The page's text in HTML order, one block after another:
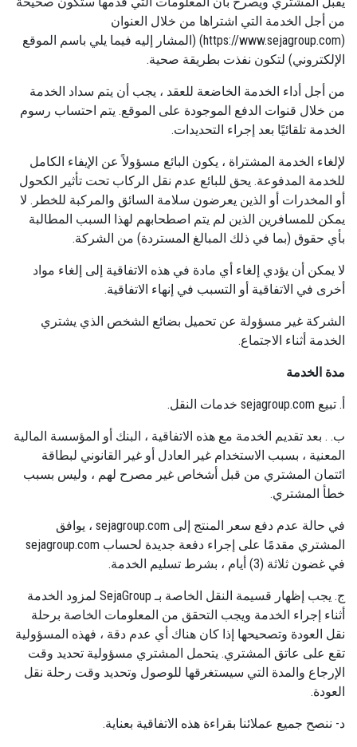
من أجل الخدمة التي اشتراها من خلال العنوان
(https://www.sejagroup.com) (المشار إليه فيما يلي باسم الموقع
الإلكتروني) لتكون نفذت بطريقة صحية.
من أجل أداء الخدمة الخاضعة للعقد ، يجب أن يتم سداد الخدمة
من خلال قنوات الدفع الموجودة على الموقع. يتم احتساب رسوم
الخدمة تلقائيًا بعد إجراء التحديدات.
لإلغاء الخدمة المشتراة ، يكون البائع مسؤولاً عن الإيفاء الكامل
للخدمة المدفوعة. يحق للبائع عدم نقل الركاب تحت تأثير الكحول
أو المخدرات أو الذين يعرضون سلامة السائق والمركبة للخطر. لا
يمكن للمسافرين الذين لم يتم اصطحابهم لهذا السبب المطالبة
بأي حقوق (بما في ذلك المبالغ المستردة) من الشركة.
لا يمكن أن يؤدي إلغاء أي مادة في هذه الاتفاقية إلى إلغاء مواد
أخرى في الاتفاقية أو التسبب في إنهاء الاتفاقية.
الشركة غير مسؤولة عن تحميل بضائع الشخص الذي يشتري
الخدمة أثناء الاجتماع.
مدة الخدمة
أ. تبيع sejagroup.com خدمات النقل.
ب. . بعد تقديم الخدمة مع هذه الاتفاقية ، البنك أو المؤسسة المالية
المعنية ، بسبب الاستخدام غير العادل أو غير القانوني لبطاقة
ائتمان المشتري من قبل أشخاص غير مصرح لهم ، وليس بسبب
خطأ المشتري.
في حالة عدم دفع سعر المنتج إلى sejagroup.com ، يوافق
المشتري مقدمًا على إجراء دفعة جديدة لحساب sejagroup.com
في غضون ثلاثة (3) أيام ، بشرط تسليم الخدمة.
ج. يجب إظهار قسيمة النقل الخاصة بـ SejaGroup لمزود الخدمة
أثناء إجراء الخدمة ويجب التحقق من المعلومات الخاصة برحلة
نقل العودة وتصحيحها إذا كان هناك أي عدم دقة ، فهذه المسؤولية
تقع على عاتق المشتري. يتحمل المشتري مسؤولية تحديد وقت
الإرجاع والمدة التي سيستغرقها للوصول وتحديد وقت رحلة نقل
العودة.
د- ننصح جميع عملائنا بقراءة هذه الاتفاقية بعناية.